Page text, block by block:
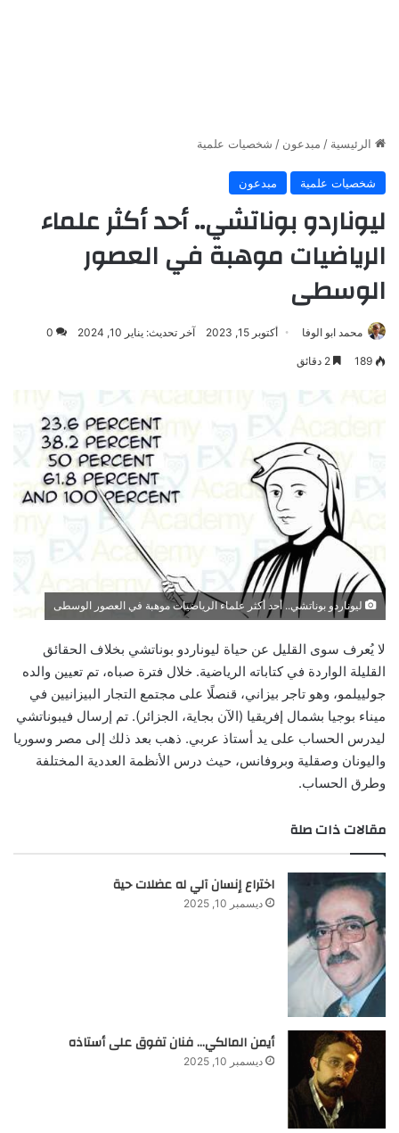
الرئيسية / مبدعون / شخصيات علمية
شخصيات علمية مبدعون
ليوناردو بوناتشي.. أحد أكثر علماء
الرياضيات موهبة في العصور
الوسطى
محمد ابو الوفا أكتوبر 15, 2023 آخر تحديث: يناير 10, 2024 0
189
ليوناردو بوناتشي.. أحد أكثر علماء الرياضيات موهبة في العصور الوسطى
لا يُعرف سوى القليل عن حياة ليوناردو بوناتشي بخلاف الحقائق
القليلة الواردة في كتاباته الرياضية. خلال فترة صباه، تم تعيين والده
جولييلمو، وهو تاجر بيزاني، قنصلًا على مجتمع التجار البيزانيين في
ميناء بوجيا بشمال إفريقيا (الآن بجاية، الجزائر). تم إرسال فيبوناتشي
ليدرس الحساب على يد أستاذ عربي. ذهب بعد ذلك إلى مصر وسوريا
واليونان وصقلية وبروفانس، حيث درس الأنظمة العددية المختلفة
وطرق الحساب.
مقالات ذات صلة
اختراع إنسان آلي له عضلات حية
ديسمبر 10, 2025
أيمن المالكي… فنان تفوق على أستاذه
ديسمبر 10, 2025